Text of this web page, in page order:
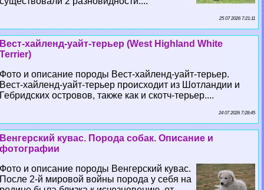
25 07 2026 7:21:11
Вест-хайленд-уайт-терьер (West Highland White
Terrier)
Фото и описание породы Вест-хайленд-уайт-терьер.
Вест-хайленд-уайт-терьер происходит из Шотландии и
Гебридских островов, также как и скотч-терьер....
24 07 2026 7:28:45
Венгерский кувас. Порода собак. Описание и
фотографии
Фото и описание породы Венгерский кувас.
После 2-й мировой войны порода у себя на